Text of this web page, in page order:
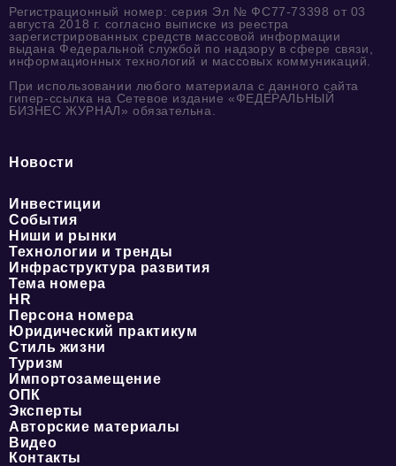
Регистрационный номер: серия Эл № ФС77-73398 от 03
августа 2018 г. согласно выписке из реестра
зарегистрированных средств массовой информации
выдана Федеральной службой по надзору в сфере связи,
информационных технологий и массовых коммуникаций.
При использовании любого материала с данного сайта
гипер-ссылка на Сетевое издание «ФЕДЕРАЛЬНЫЙ
БИЗНЕС ЖУРНАЛ» обязательна.
Новости
Инвестиции
События
Ниши и рынки
Технологии и тренды
Инфраструктура развития
Тема номера
HR
Персона номера
Юридический практикум
Стиль жизни
Туризм
Импортозамещение
ОПК
Эксперты
Авторские материалы
Видео
Контакты